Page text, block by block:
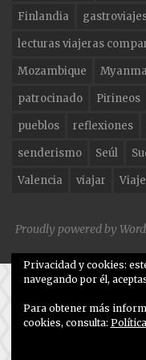
k
Finlandia
lecturas viajeras
Mozambique
patrocinado
Pirineos
pueblos
reflexiones
senderismo
Seúl
Valencia
viajar Viaje
Proudly powered by
Privacidad y cookies:
navegando por él,
Para obtener más
cookies, consulta: